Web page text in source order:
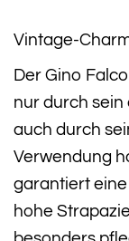
Vintage-
Der Gino
nur durch sein
auch durch
Verwendung
garantiert
hohe